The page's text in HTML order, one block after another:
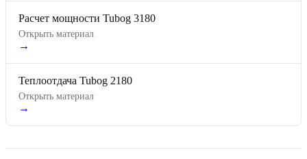
Расчет мощности Tubog 3180
Открыть материал
→
Теплоотдача Tubog 2180
Открыть материал
→